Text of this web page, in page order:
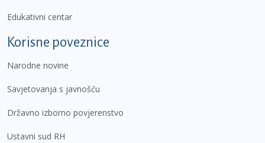
Edukativni centar
Korisne poveznice
Narodne novine
Savjetovanja s javnošću
Državno izborno povjerenstvo
Ustavni sud RH